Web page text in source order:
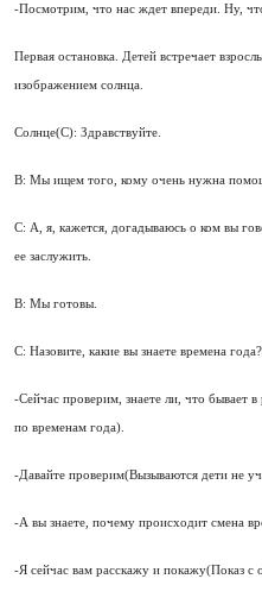
-Посмотрим, что нас ждет впереди. Ну,
Первая остановка. Детей встречает
изображением солнца.
Солнце(С): Здравствуйте.
В: Мы ищем того, кому очень нужна
С: А, я, кажется, догадываюсь о ком вы
ее заслужить.
В: Мы готовы.
С: Назовите, какие вы знаете времена
-Сейчас проверим, знаете ли, что бывает
по временам года).
-Давайте проверим(Вызываются дети не
-А вы знаете, почему происходит смена
-Я сейчас вам расскажу и покажу(Показ с